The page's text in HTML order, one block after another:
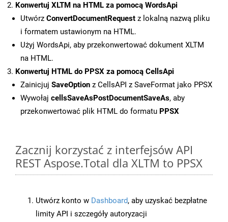
Konwertuj XLTM na HTML za pomocą WordsApi
Utwórz ConvertDocumentRequest z lokalną nazwą pliku
i formatem ustawionym na HTML.
Użyj WordsApi, aby przekonwertować dokument XLTM
na HTML.
Konwertuj HTML do PPSX za pomocą CellsApi
Zainicjuj SaveOption z CellsAPI z SaveFormat jako PPSX
Wywołaj cellsSaveAsPostDocumentSaveAs, aby
przekonwertować plik HTML do formatu PPSX
Zacznij korzystać z interfejsów API
REST Aspose.Total dla XLTM to PPSX
Utwórz konto w Dashboard, aby uzyskać bezpłatne
limity API i szczegóły autoryzacji